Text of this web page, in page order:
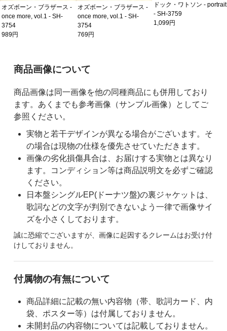
オズボーン・ブラザース -
once more, vol.1 - SH-
3754
989円
オズボーン・ブラザース -
once more, vol.1 - SH-
3754
769円
ドック・ワトソン - portrait
- SH-3759
1,099円
ご購入前の注意事項
商品画像について
商品画像は同一画像を他の同種商品にも併用しており
ます。あくまでも参考画像（サンプル画像）としてご
参照ください。
実物と若干デザインが異なる場合がございます。そ
の場合は現物の仕様を優先させていただきます。
画像の劣化損傷具合は、お届けする実物とは異なり
ます。コンディション等は商品説明文を必ずご確認
ください。
日本盤シングルEP(ドーナツ盤)の裏ジャケットは、
歌詞などの文字が判別できないよう一律で画像サイ
ズを小さくしております。
誠に恐縮でございますが、画像に起因するクレームはお受け付
けしておりません。
付属物の有無について
商品詳細に記載の無い内容物（帯、歌詞カード、内
袋、ポスター等）は付属しておりません。
未開封品の内容物については記載しておりません。